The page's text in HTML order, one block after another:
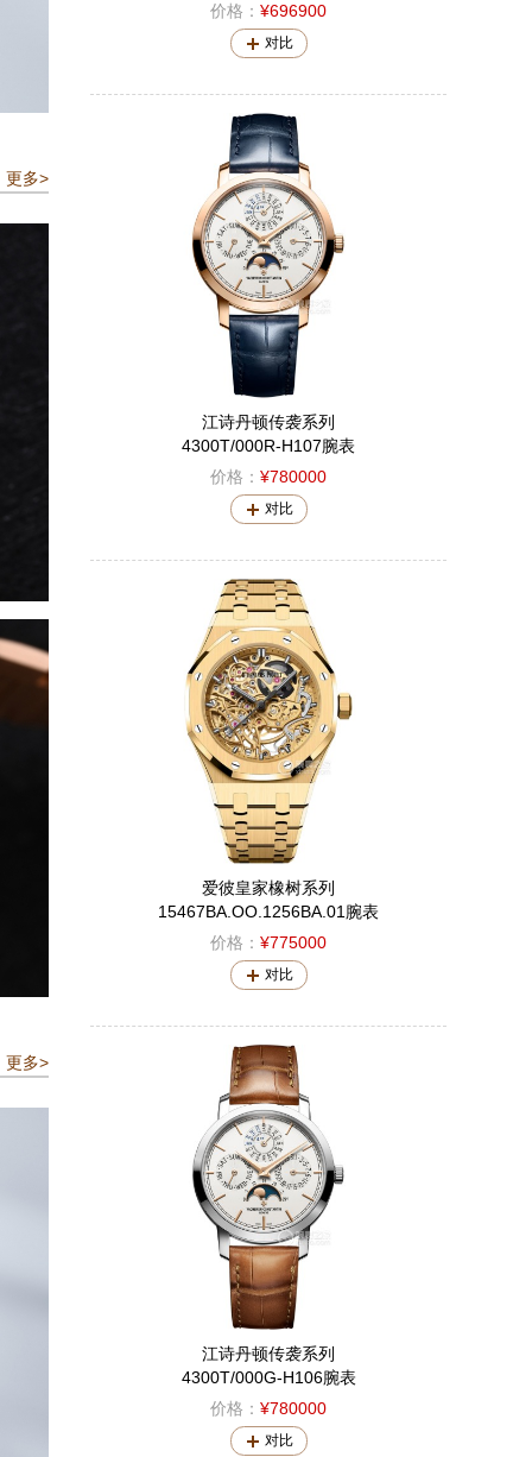
更多>
更多>
价格： ¥696900
对比
江诗丹顿传袭系列
4300T/000R-H107腕表
价格： ¥780000
对比
爱彼皇家橡树系列
15467BA.OO.1256BA.01腕表
价格： ¥775000
对比
江诗丹顿传袭系列
4300T/000G-H106腕表
价格： ¥780000
对比